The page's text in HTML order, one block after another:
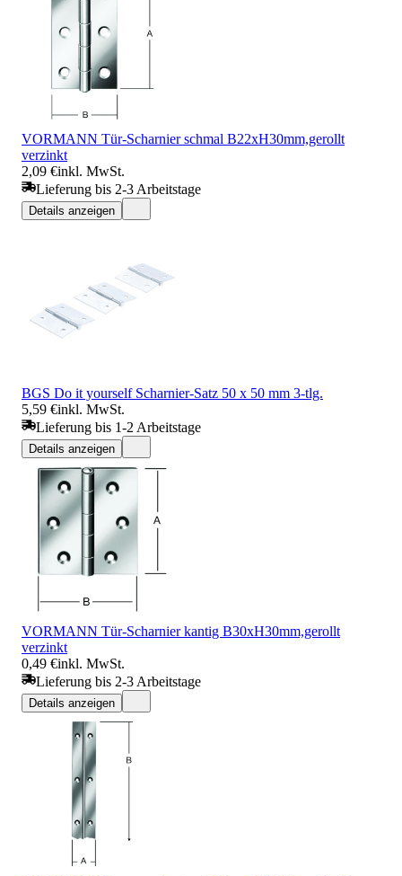
VORMANN Tür-Scharnier schmal B22xH30mm,gerollt
verzinkt
2,09 €inkl. MwSt.
Lieferung bis 2-3 Arbeitstage
Details anzeigen
BGS Do it yourself Scharnier-Satz 50 x 50 mm 3-tlg.
5,59 €inkl. MwSt.
Lieferung bis 1-2 Arbeitstage
Details anzeigen
VORMANN Tür-Scharnier kantig B30xH30mm,gerollt
verzinkt
0,49 €inkl. MwSt.
Lieferung bis 2-3 Arbeitstage
Details anzeigen